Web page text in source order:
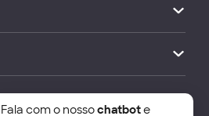
School of Economics and
Fala com o nossochatbote